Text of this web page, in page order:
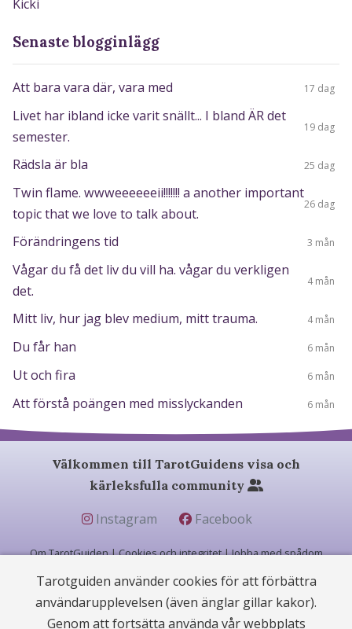
Senaste blogginlägg
Att bara vara där, vara med 17 dag
Livet har ibland icke varit snällt... I bland ÄR det
semester.
19 dag
Rädsla är bla 25 dag
Twin flame. wwweeeeeeii!!!!!!! a another important
topic that we love to talk about.
26 dag
Förändringens tid 3 mån
Vågar du få det liv du vill ha. vågar du verkligen
det.
4 mån
Mitt liv, hur jag blev medium, mitt trauma. 4 mån
Du får han 6 mån
Ut och fira 6 mån
Att förstå poängen med misslyckanden 6 mån
Välkommen till TarotGuidens visa och
kärleksfulla community
Instagram Facebook
Om TarotGuiden|Cookies och integritet|Jobba med spådom
© 2004 - 2026 (22 år) |TarotGuiden.com | betygsätt oss på Trustpilot
Tarotguiden använder cookies för att förbättra
användarupplevelsen (även änglar gillar kakor).
Genom att fortsätta använda vår webbplats